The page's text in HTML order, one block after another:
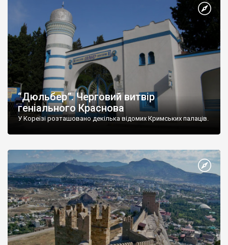
“Дюльбер”. Черговий витвір
геніального Краснова
У Кореїзі розташовано декілька відомих Кримських палаців.